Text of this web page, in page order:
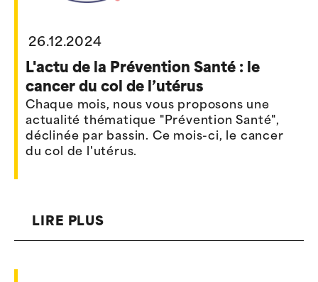
26.12.2024
L'actu de la Prévention Santé : le
cancer du col de l’utérus
Chaque mois, nous vous proposons une
actualité thématique "Prévention Santé",
déclinée par bassin. Ce mois-ci, le cancer
du col de l'utérus.
LIRE PLUS